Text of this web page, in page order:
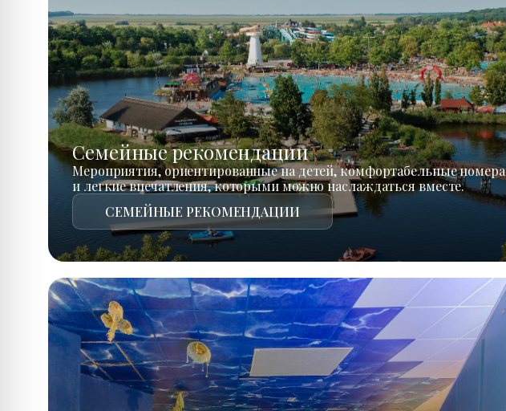
Семейные рекомендации
Мероприятия, ориентированные на детей, комфортабельные номера
и легкие впечатления, которыми можно наслаждаться вместе.
СЕМЕЙНЫЕ РЕКОМЕНДАЦИИ